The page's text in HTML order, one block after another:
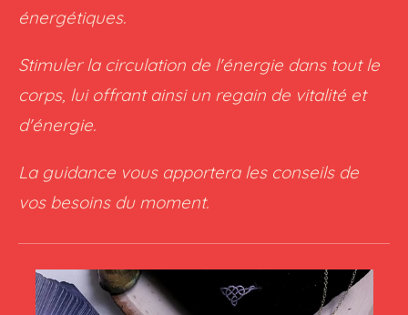
énergétiques.
Stimuler la circulation de l'énergie dans tout le
corps, lui offrant ainsi un regain de vitalité et
d'énergie.
La guidance vous apportera les conseils de
vos besoins du moment.